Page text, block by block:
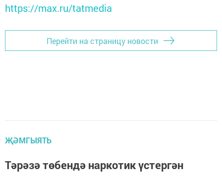
https://max.ru/tatmedia
Перейти на страницу новости
ҖӘМГЫЯТЬ
Тәрәзә төбендә наркотик үстергән